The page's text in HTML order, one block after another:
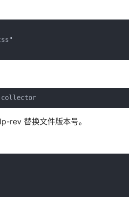
collector
rev 替换文件版本号。